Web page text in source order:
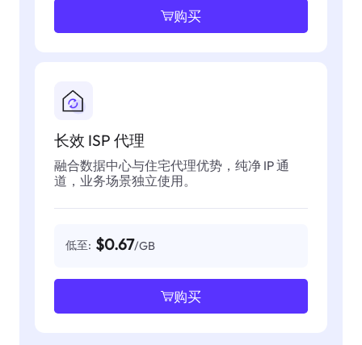
购买
长效 ISP 代理
融合数据中心与住宅代理优势，纯净 IP 通
道，业务场景独立使用。
低至: $0.67/GB
购买